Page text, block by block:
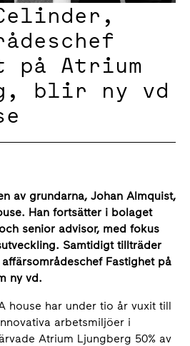
på Atrium
blir ny vd
av grundarna, Johan Almquist,
Han fortsätter i bolaget
senior advisor, med fokus
Samtidigt tillträder
Fastighet på
ny vd.
house har under tio år vuxit till
arbetsmiljöer i
Atrium Ljungberg 50% av